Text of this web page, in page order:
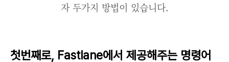
자 두가지 방법이 있습니다.
첫번째로, Fastlane에서 제공해주는 명령어